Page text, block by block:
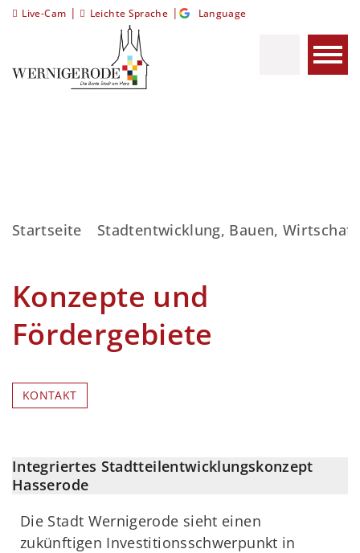
Live-Cam | Leichte Sprache | Language
Startseite Stadtentwicklung, Bauen, Wirtschaft
Konzepte und
Fördergebiete
KONTAKT
Integriertes Stadtteilentwicklungskonzept
Hasserode
Die Stadt Wernigerode sieht einen
zukünftigen Investitionsschwerpunkt in